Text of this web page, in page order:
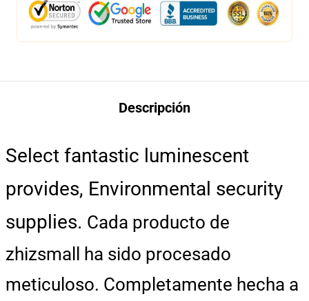
Descripción
Select fantastic luminescent
provides, Environmental security
supplies. Cada producto de
zhizsmall ha sido procesado
meticuloso. Completamente hecha a